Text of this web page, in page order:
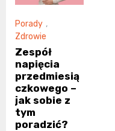
Porady ,
Zdrowie
Zespół
napięcia
przedmiesią
czkowego –
jak sobie z
tym
poradzić?